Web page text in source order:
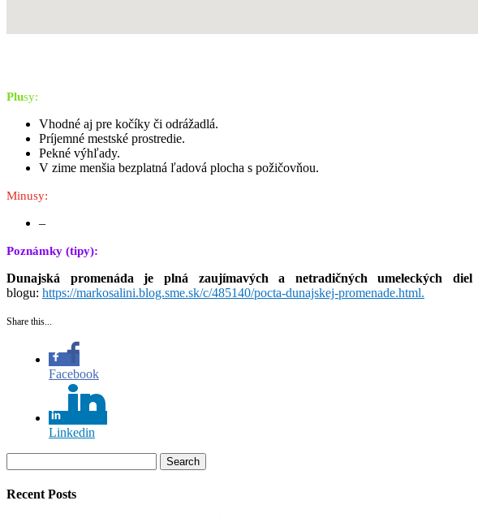
Plusy:
Vhodné aj pre kočíky či odrážadlá.
Príjemné mestské prostredie.
Pekné výhľady.
V zime menšia bezplatná ľadová plocha s požičovňou.
Minusy:
–
Poznámky (tipy):
Dunajská promenáda je plná zaujímavých a netradičných umeleckých diel
blogu: https://markosalini.blog.sme.sk/c/485140/pocta-dunajskej-promenade.html.
Share this...
Facebook
Linkedin
for:
Recent Posts